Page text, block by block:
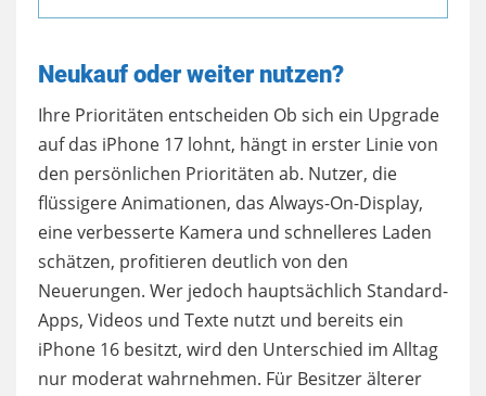
Neukauf oder weiter nutzen?
Ihre Prioritäten entscheiden Ob sich ein Upgrade
auf das iPhone 17 lohnt, hängt in erster Linie von
den persönlichen Prioritäten ab. Nutzer, die
flüssigere Animationen, das Always-On-Display,
eine verbesserte Kamera und schnelleres Laden
schätzen, profitieren deutlich von den
Neuerungen. Wer jedoch hauptsächlich Standard-
Apps, Videos und Texte nutzt und bereits ein
iPhone 16 besitzt, wird den Unterschied im Alltag
nur moderat wahrnehmen. Für Besitzer älterer